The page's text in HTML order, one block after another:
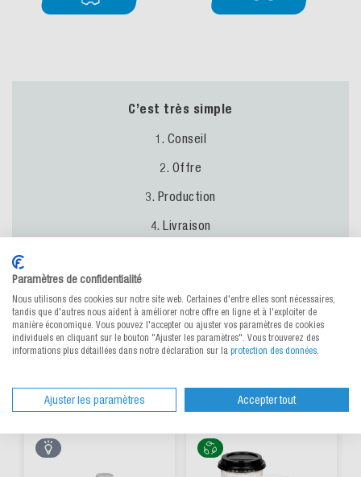
C’est très simple
1. Conseil
2. Offre
3. Production
4. Livraison
Prenez contact avec nous
nous par téléphone au056 676 60 90.
Paramètres de confidentialité
Nous utilisons des cookies sur notre site web. Certaines d'entre elles sont nécessaires,
tandis que d'autres nous aident à améliorer notre offre en ligne et à l'exploiter de
manière économique. Vous pouvez l'accepter ou ajuster vos paramètres de cookies
individuels en cliquant sur le bouton "Ajuster les paramètres". Vous trouverez des
informations plus détaillées dans notre déclaration sur la protection des données
Ajuster les paramètres Accepter tout